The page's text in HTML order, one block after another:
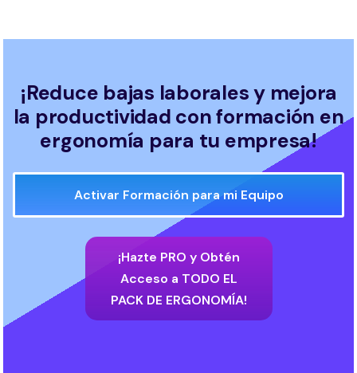
¡Reduce bajas laborales y mejora
la productividad con formación en
ergonomía para tu empresa!
Activar Formación para mi Equipo
¡Hazte PRO y Obtén
Acceso a TODO EL
PACK DE ERGONOMÍA!